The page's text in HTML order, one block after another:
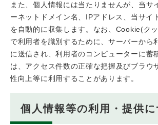
また、個人情報には当たりませんが、当サ
ーネットドメイン名、IPアドレス、当サイ
を自動的に収集します。なお、Cookie(ク
で利用者を識別するために、サーバーから
に送信され、利用者のコンピューターに蓄
は、アクセス件数の正確な把握及びブラウ
性向上等に利用することがあります。
個人情報等の利用・提供に